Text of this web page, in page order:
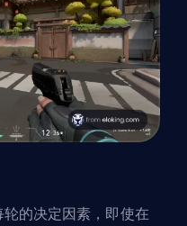
的决定因素，即使在